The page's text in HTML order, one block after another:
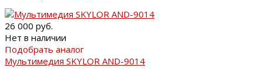
26 000 руб.
Нет в наличии
Подобрать аналог
Мультимедия SKYLOR AND-9014